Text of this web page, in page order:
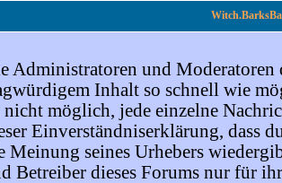
Administratoren und Moderatoren
Inhalt so schnell wie
nicht möglich, jede einzelne
Einverständniserklärung, dass
Meinung seines Urhebers
Betreiber dieses Forums nur für